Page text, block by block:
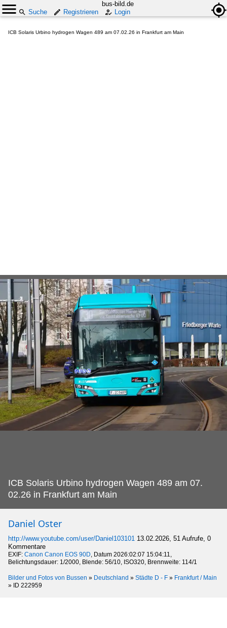
bus-bild.de
Suche
Registrieren Login
ICB Solaris Urbino hydrogen Wagen 489 am 07.02.26 in Frankfurt am Main
ICB Solaris Urbino hydrogen Wagen 489 am 07.
02.26 in Frankfurt am Main
Daniel Oster
http://www.youtube.com/user/Daniel103101 13.02.2026, 51 Aufrufe, 0
Kommentare
EXIF: Canon Canon EOS 90D, Datum 2026:02:07 15:04:11,
Belichtungsdauer: 1/2000, Blende: 56/10, ISO320, Brennweite: 114/1
Bilder und Fotos von Bussen » Deutschland » Städte D - F » Frankfurt / Main
» ID 222959